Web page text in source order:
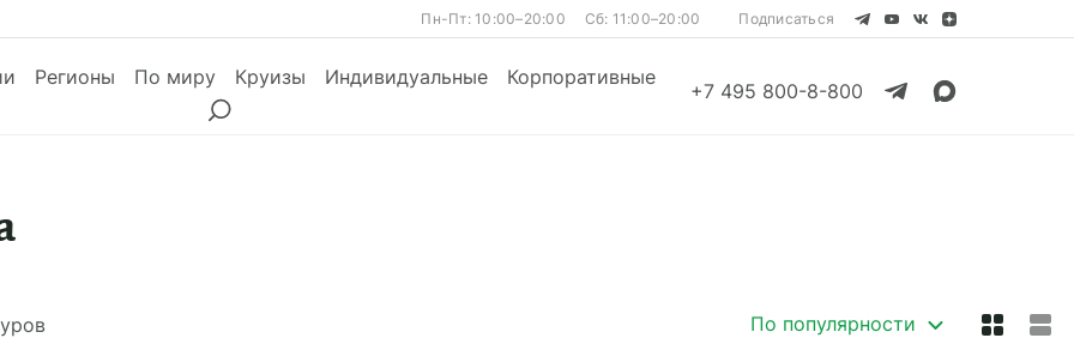
Пн-Пт: 10:00–20:00 Сб: 11:00–20:00 Подписаться
Регионы По миру Круизы Индивидуальные Корпоративные
+7 495 800-8-800
По популярности